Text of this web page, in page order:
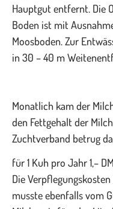
Hauptgut entfernt. Die
Boden ist mit
Moosboden. Zur
in 30 – 40 m
Monatlich kam der
den Fettgehalt der
Zuchtverband betrug
für 1 Kuh pro Jahr 1,–
Die
musste ebenfalls vom